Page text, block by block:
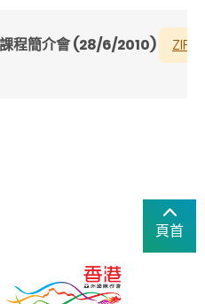
程簡介會 (28/6/2010) ZIP
頁首